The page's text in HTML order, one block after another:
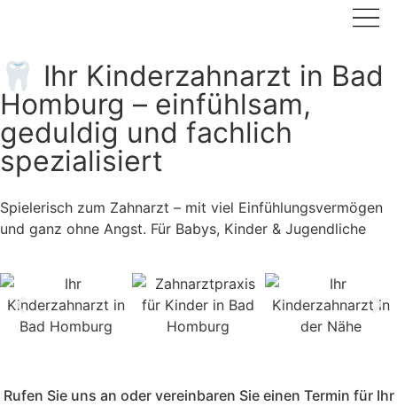
🦷 Ihr Kinderzahnarzt in Bad
Homburg – einfühlsam,
geduldig und fachlich
spezialisiert
Spielerisch zum Zahnarzt – mit viel Einfühlungsvermögen
und ganz ohne Angst. Für Babys, Kinder & Jugendliche
Rufen Sie uns an oder vereinbaren Sie einen Termin für Ihr